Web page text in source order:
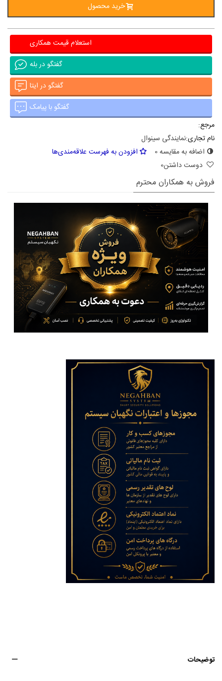
خرید محصول
استعلام قیمت همکاری
گفتگو در بله
گفتگو در ایتا
گفتگو با پیامک
مرجع:
نام تجاری:نمایندگی سینوال
اضافه به مقایسه0
افزودن به فهرست علاقه‌مندی‌ها
دوست داشتن0
فروش به همکاران محترم
توضیحات